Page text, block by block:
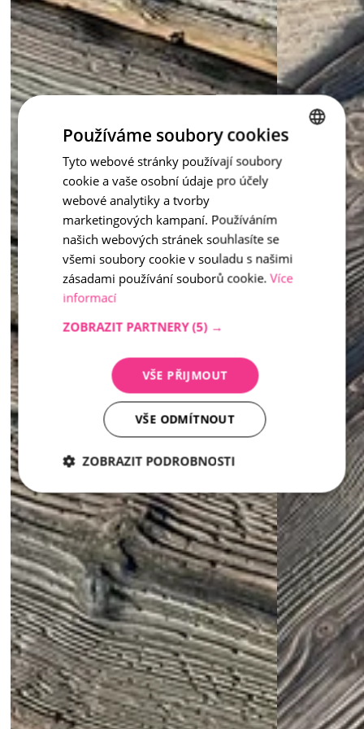
CZECH
Používáme soubory cookies
Tyto webové stránky používají soubory
cookie a vaše osobní údaje pro účely
webové analytiky a tvorby
marketingových kampaní. Používáním
našich webových stránek souhlasíte se
všemi soubory cookie v souladu s našimi
zásadami používání souborů cookie. Více
informací
ZOBRAZIT PARTNERY (5) →
VŠE PŘIJMOUT
VŠE ODMÍTNOUT
ZOBRAZIT PODROBNOSTI
Nezbytně
nutné
soubory
Analytika Marketing
Nezbytně nutné soubory
Analytika
Marketing
Nezbytně nutné soubory cookie umožňují základní
funkce webových stránek, jako je přihlášení
uživatele a správa účtu. Webové stránky nelze bez
nezbytně nutných souborů cookie správně používat.